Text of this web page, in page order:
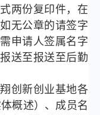
两份复印件，在
无公章的请签字
申请人签属名字
送至报送至后勤
创新创业基地各
概述）、成员名